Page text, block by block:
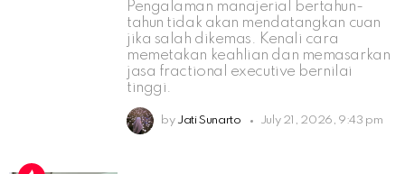
Pengalaman manajerial bertahun-
tahun tidak akan mendatangkan cuan
jika salah dikemas. Kenali cara
memetakan keahlian dan memasarkan
jasa fractional executive bernilai
tinggi.
by Jati Sunarto July 21, 2026, 9:43 pm